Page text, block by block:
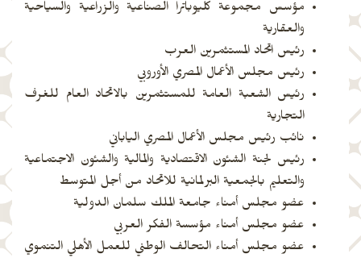
مؤسس مجموعة كليوباترا الصناعية والزراعية والسياحية
والعقارية
رئيس اتحاد المستثمرين العرب
رئيس مجلس الأعمال المصري الأوروبي
رئيس الشعبة العامة للمستثمرين بالاتحاد العام للغرف
التجارية
نائب رئيس مجلس الأعمال المصري الياباني
رئيس لجنة الشئون الاقتصادية والمالية والشئون الاجتماعية
والتعليم بالجمعية البرلمانية للاتحاد من أجل المتوسط
عضو مجلس أمناء جامعة الملك سلمان الدولية
عضو مجلس أمناء مؤسسة الفكر العربي
عضو مجلس أمناء التحالف الوطني للعمل الأهلي التنموي